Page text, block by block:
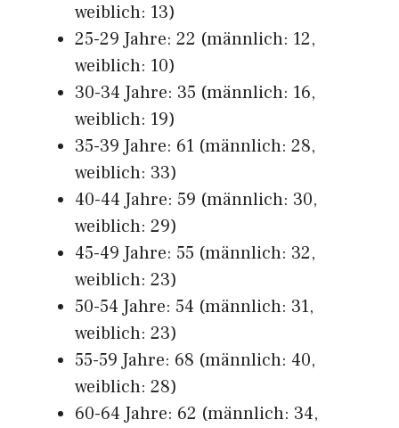
weiblich: 13)
25-29 Jahre: 22 (männlich: 12,
weiblich: 10)
30-34 Jahre: 35 (männlich: 16,
weiblich: 19)
35-39 Jahre: 61 (männlich: 28,
weiblich: 33)
40-44 Jahre: 59 (männlich: 30,
weiblich: 29)
45-49 Jahre: 55 (männlich: 32,
weiblich: 23)
50-54 Jahre: 54 (männlich: 31,
weiblich: 23)
55-59 Jahre: 68 (männlich: 40,
weiblich: 28)
60-64 Jahre: 62 (männlich: 34,